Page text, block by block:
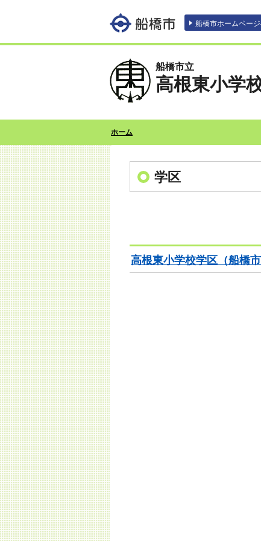
船橋市ホームペー
船橋市立
高根東小学
ホーム
学区
高根東小学校学区（船橋